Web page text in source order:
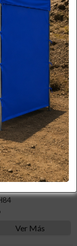
3X3 METROS
Ver Más
Ver Más